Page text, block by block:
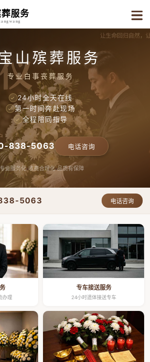
服务
山殡葬服务
专业白事丧葬服务
✓ 24小时全天在线
✓ 第一时间奔赴现场
✓ 全程陪同指导
838-5063 电话咨询
专业服务化 收费合理化 品质有保障
5063 电话咨询
办理
专车接送服务
24小时遗体接送专车